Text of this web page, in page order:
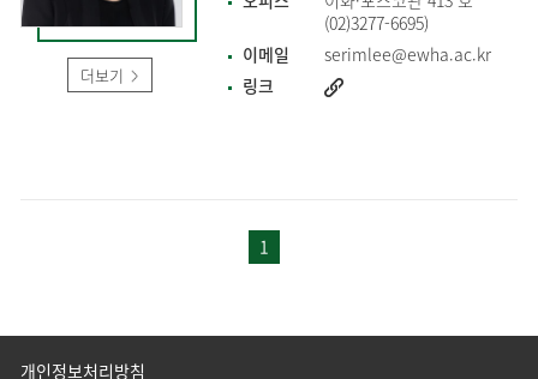
더보기
(02)3277-6695)
이메일
serimlee@ewha.ac.kr
링크
1
개인정보처리방침